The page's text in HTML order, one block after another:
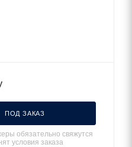
ПОД ЗАКАЗ
обязательно свяжутся
условия заказа